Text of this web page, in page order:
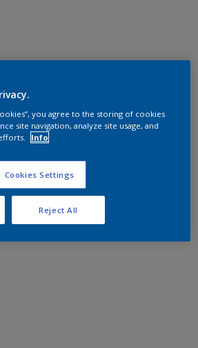
you agree to the storing of cookies
site navigation, analyze site usage, and
Info
Cookies Settings
Reject All